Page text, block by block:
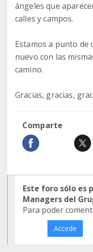
ángeles que
calles y campos.
Estamos a punto
nuevo con las
camino.
Gracias, gracias,
Comparte
Este foro sólo es
Managers del
Para poder
Accede